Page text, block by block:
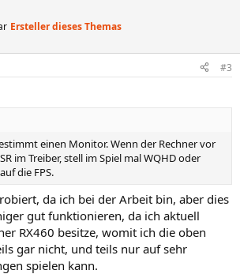
Ersteller dieses Themas
#3
einen Monitor. Wenn der Rechner vor
im Treiber, stell im Spiel mal WQHD oder
die FPS.
da ich bei der Arbeit bin, aber dies
gut funktionieren, da ich aktuell
RX460 besitze, womit ich die oben
gar nicht, und teils nur auf sehr
spielen kann.